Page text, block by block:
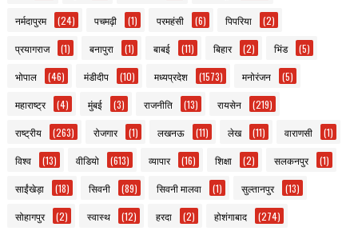
नर्मदापुरम (24) पचमढ़ी (1) परमहंसी (6) पिपरिया (2)
प्रयागराज (1) बनापुरा (1) बाबई (11) बिहार (2) भिंड (5)
भोपाल (46) मंडीदीप (10) मध्यप्रदेश (1573) मनोरंजन (5)
महाराष्ट्र (4) मुंबई (3) राजनीति (13) रायसेन (219)
राष्ट्रीय (263) रोजगार (1) लखनऊ (11) लेख (11) वाराणसी (1)
विश्व (13) वीडियो (613) व्यापार (16) शिक्षा (2) सलकनपुर (1)
साईंखेड़ा (18) सिवनी (89) सिवनी मालवा (1) सुल्तानपुर (13)
सोहागपुर (2) स्वास्थ (12) हरदा (2) होशंगाबाद (274)